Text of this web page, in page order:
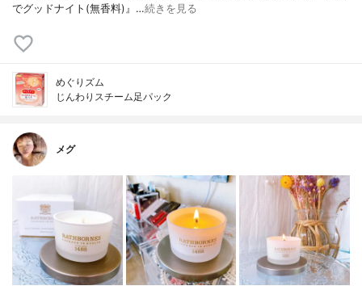
でグッドナイト(無香料)』…続きを見る
めぐりズム
じんわりスチーム足パック
メグ